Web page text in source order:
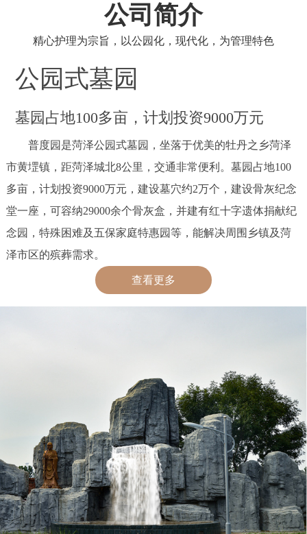
公司简介
精心护理为宗旨，以公园化，现代化，为管理特色
公园式墓园
墓园占地100多亩，计划投资9000万元
普度园是菏泽公园式墓园，坐落于优美的牡丹之乡菏泽
市黄堽镇，距菏泽城北8公里，交通非常便利。墓园占地100
多亩，计划投资9000万元，建设墓穴约2万个，建设骨灰纪念
堂一座，可容纳29000余个骨灰盒，并建有红十字遗体捐献纪
念园，特殊困难及五保家庭特惠园等，能解决周围乡镇及菏
泽市区的殡葬需求。
查看更多